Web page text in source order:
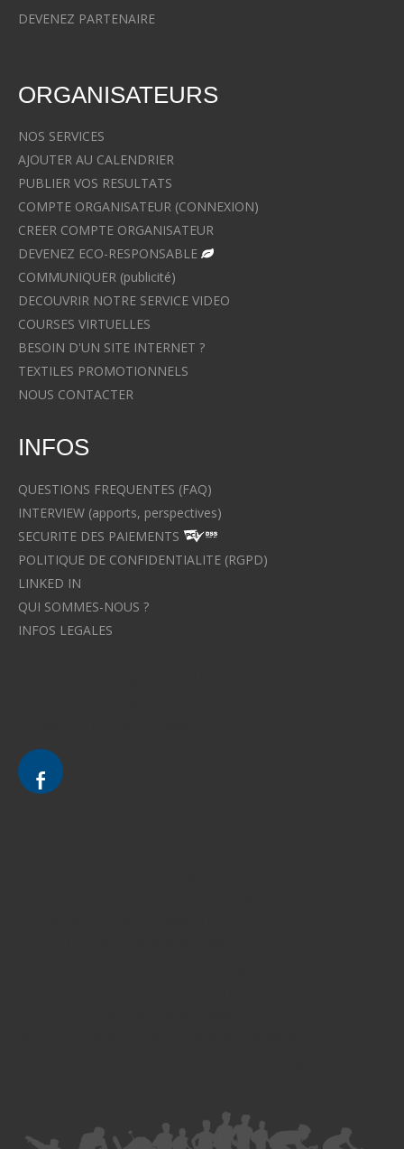
DEVENEZ PARTENAIRE
ORGANISATEURS
NOS SERVICES
AJOUTER AU CALENDRIER
PUBLIER VOS RESULTATS
COMPTE ORGANISATEUR (CONNEXION)
CREER COMPTE ORGANISATEUR
DEVENEZ ECO-RESPONSABLE
COMMUNIQUER (publicité)
DECOUVRIR NOTRE SERVICE VIDEO
COURSES VIRTUELLES
BESOIN D'UN SITE INTERNET ?
TEXTILES PROMOTIONNELS
NOUS CONTACTER
INFOS
QUESTIONS FREQUENTES (FAQ)
INTERVIEW (apports, perspectives)
SECURITE DES PAIEMENTS
POLITIQUE DE CONFIDENTIALITE (RGPD)
LINKED IN
QUI SOMMES-NOUS ?
INFOS LEGALES